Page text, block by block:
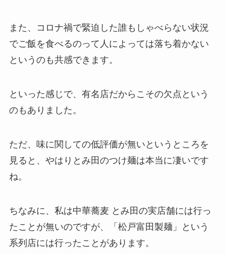
また、コロナ禍で緊迫した誰もしゃべらない状況
でご飯を食べるのって人によっては落ち着かない
というのも共感できます。
といった感じで、有名店だからこその欠点という
のもありました。
ただ、味に関しての低評価が無いというところを
見ると、やはりとみ田のつけ麺は本当に凄いです
ね。
ちなみに、私は中華蕎麦 とみ田の実店舗には行っ
たことが無いのですが、「松戸富田製麺」という
系列店には行ったことがあります。